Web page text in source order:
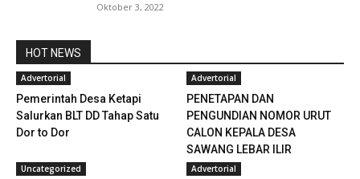
Oktober 3, 2022
HOT NEWS
Advertorial
Pemerintah Desa Ketapi
Salurkan BLT DD Tahap Satu
Dor to Dor
Advertorial
PENETAPAN DAN
PENGUNDIAN NOMOR URUT
CALON KEPALA DESA
SAWANG LEBAR ILIR
Uncategorized Advertorial